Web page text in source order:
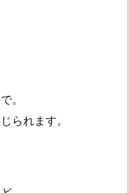
。
られます。